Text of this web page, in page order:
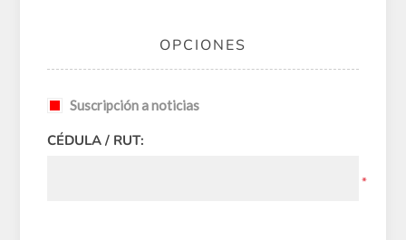
OPCIONES
Suscripción a noticias
CÉDULA / RUT:
*